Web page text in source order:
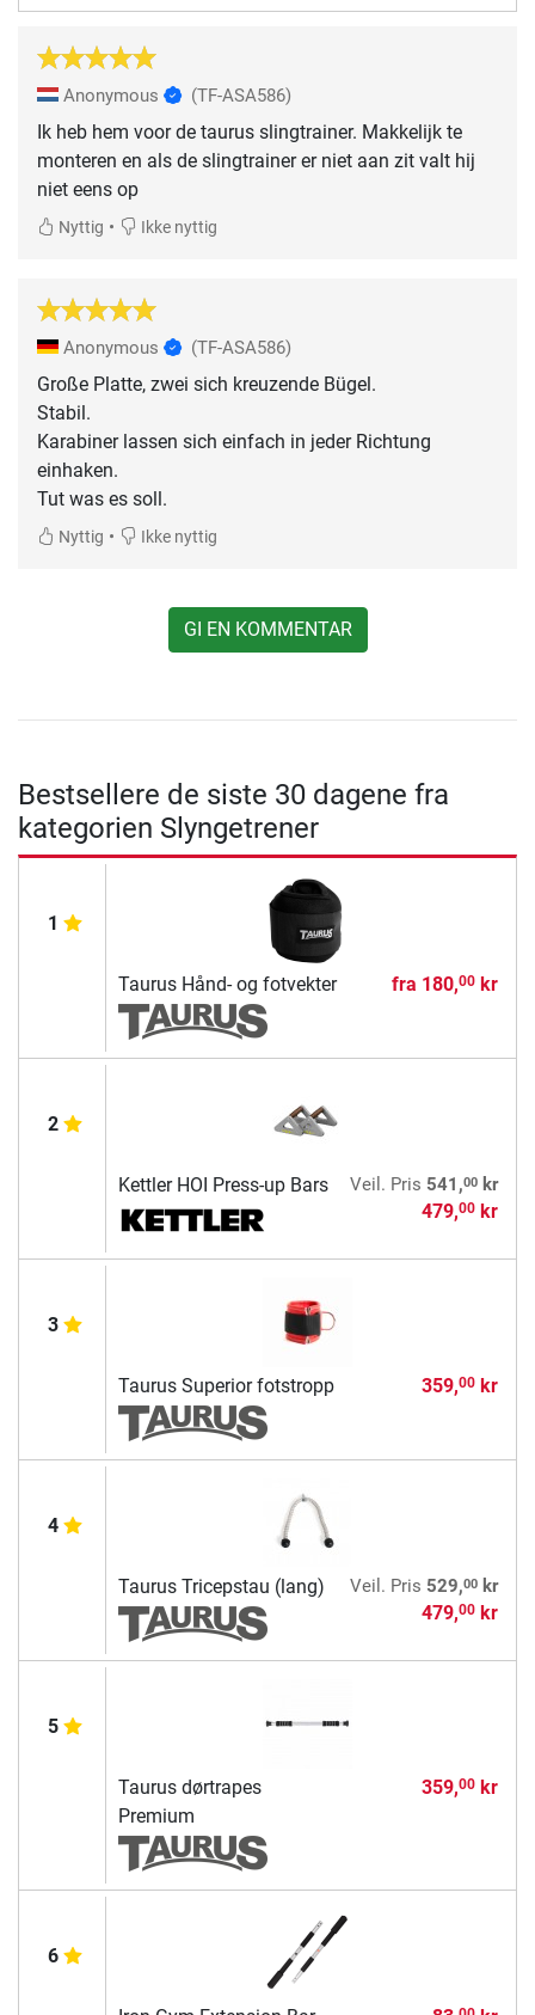
Anonymous (TF-ASA586)
Ik heb hem voor de taurus slingtrainer. Makkelijk te
monteren en als de slingtrainer er niet aan zit valt hij
niet eens op
Nyttig • Ikke nyttig
Anonymous (TF-ASA586)
Große Platte, zwei sich kreuzende Bügel.
Stabil.
Karabiner lassen sich einfach in jeder Richtung
einhaken.
Tut was es soll.
Nyttig • Ikke nyttig
GI EN KOMMENTAR
Bestsellere de siste 30 dagene fra
kategorien Slyngetrener
1
Taurus Hånd- og fotvekter fra 180,00kr
2
Kettler HOI Press-up Bars Veil. Pris 541,00kr
479,00kr
3
Taurus Superior fotstropp 359,00kr
4
Taurus Tricepstau (lang) Veil. Pris 529,00kr
479,00kr
5
Taurus dørtrapes
Premium
359,00kr
6